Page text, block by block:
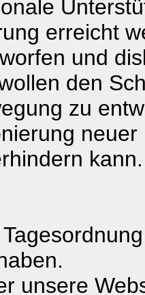
erreicht
und
den
zu
kann.
unsere